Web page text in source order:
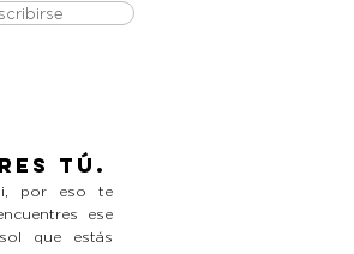
tú.
ti, por eso te
ese
que estás